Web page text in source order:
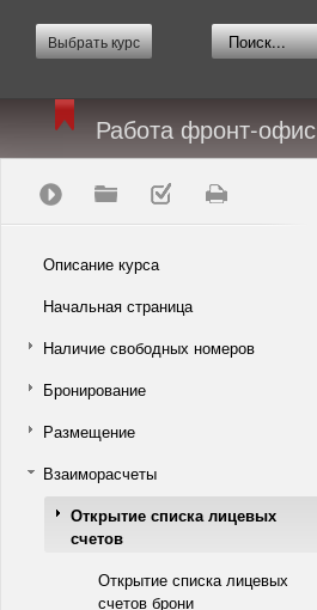
Выбрать курс
Работа фронт-офис
Описание курса
Начальная страница
Наличие свободных номеров
Бронирование
Размещение
Взаиморасчеты
Открытие списка лицевых
счетов
Открытие списка лицевых
счетов брони